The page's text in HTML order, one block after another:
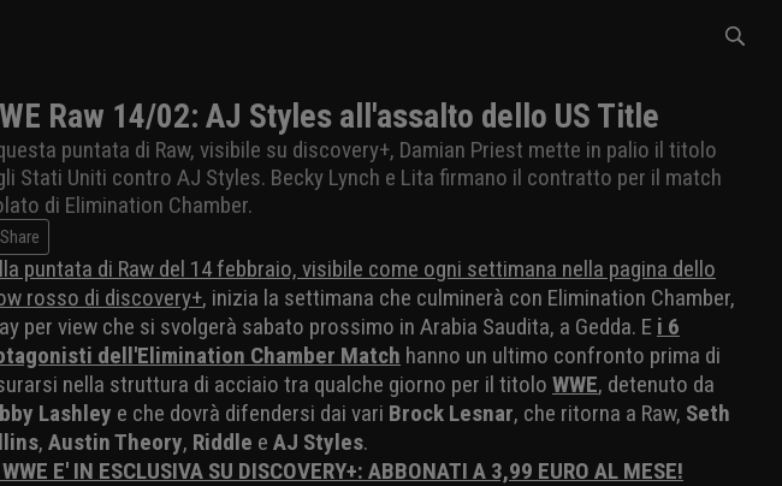
Raw 14/02: AJ Styles all'assalto dello US Title
puntata di Raw, visibile su discovery+, Damian Priest mette in palio il titolo
Stati Uniti contro AJ Styles. Becky Lynch e Lita firmano il contratto per il match
di Elimination Chamber.
Share
puntata di Raw del 14 febbraio, visibile come ogni settimana nella pagina dello
rosso di discovery+, inizia la settimana che culminerà con Elimination Chamber,
per view che si svolgerà sabato prossimo in Arabia Saudita, a Gedda. E i 6
dell'Elimination Chamber Match hanno un ultimo confronto prima di
nella struttura di acciaio tra qualche giorno per il titolo WWE, detenuto da
Lashley e che dovrà difendersi dai vari Brock Lesnar, che ritorna a Raw, Seth
, Austin Theory, Riddle e AJ Styles.
E' IN ESCLUSIVA SU DISCOVERY+: ABBONATI A 3,99 EURO AL MESE!